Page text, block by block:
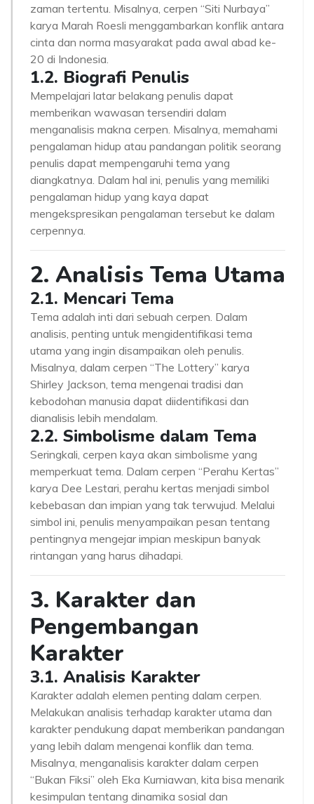
zaman tertentu. Misalnya, cerpen “Siti Nurbaya”
karya Marah Roesli menggambarkan konflik antara
cinta dan norma masyarakat pada awal abad ke-
20 di Indonesia.
1.2. Biografi Penulis
Mempelajari latar belakang penulis dapat
memberikan wawasan tersendiri dalam
menganalisis makna cerpen. Misalnya, memahami
pengalaman hidup atau pandangan politik seorang
penulis dapat mempengaruhi tema yang
diangkatnya. Dalam hal ini, penulis yang memiliki
pengalaman hidup yang kaya dapat
mengekspresikan pengalaman tersebut ke dalam
cerpennya.
2. Analisis Tema Utama
2.1. Mencari Tema
Tema adalah inti dari sebuah cerpen. Dalam
analisis, penting untuk mengidentifikasi tema
utama yang ingin disampaikan oleh penulis.
Misalnya, dalam cerpen “The Lottery” karya
Shirley Jackson, tema mengenai tradisi dan
kebodohan manusia dapat diidentifikasi dan
dianalisis lebih mendalam.
2.2. Simbolisme dalam Tema
Seringkali, cerpen kaya akan simbolisme yang
memperkuat tema. Dalam cerpen “Perahu Kertas”
karya Dee Lestari, perahu kertas menjadi simbol
kebebasan dan impian yang tak terwujud. Melalui
simbol ini, penulis menyampaikan pesan tentang
pentingnya mengejar impian meskipun banyak
rintangan yang harus dihadapi.
3. Karakter dan
Pengembangan
Karakter
3.1. Analisis Karakter
Karakter adalah elemen penting dalam cerpen.
Melakukan analisis terhadap karakter utama dan
karakter pendukung dapat memberikan pandangan
yang lebih dalam mengenai konflik dan tema.
Misalnya, menganalisis karakter dalam cerpen
“Bukan Fiksi” oleh Eka Kurniawan, kita bisa menarik
kesimpulan tentang dinamika sosial dan